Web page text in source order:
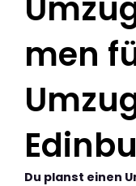
men
Du planst einen